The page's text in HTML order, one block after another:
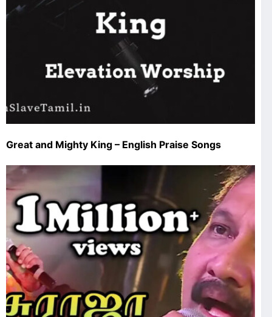
Great and Mighty King – English Praise Songs